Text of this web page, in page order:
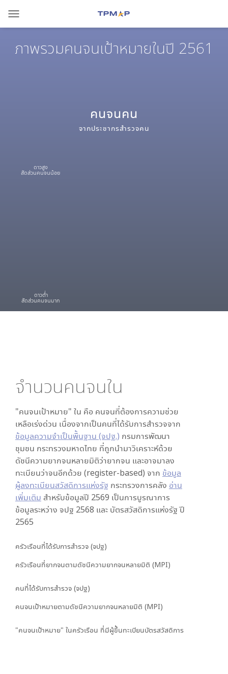
menu
ภาพรวมคนจนเป้าหมายในปี 2561
คนจนคน
จากประชากรสำรวจคน
ดาวสูง
สัดส่วนคนจนน้อย
ดาวต่ำ
สัดส่วนคนจนมาก
จำนวนคนจนใน
"คนจนเป้าหมาย" ใน คือ คนจนที่ต้องการความช่วย
เหลือเร่งด่วน เนื่องจากเป็นคนที่ได้รับการสำรวจจาก
ข้อมูลความจำเป็นพื้นฐาน (จปฐ.) กรมการพัฒนา
ชุมชน กระทรวงมหาดไทย ที่ถูกนำมาวิเคราะห์ด้วย
ดัชนีความยากจนหลายมิติว่ายากจน และอาจมาลง
ทะเบียนว่าจนอีกด้วย (register-based) จาก ข้อมูล
ผู้ลงทะเบียนสวัสดิการแห่งรัฐ กระทรวงการคลัง อ่าน
เพิ่มเติม สำหรับข้อมูลปี 2569 เป็นการบูรณาการ
ข้อมูลระหว่าง จปฐ 2568 และ บัตรสวัสดิการแห่งรัฐ ปี
2565
ครัวเรือนที่ได้รับการสำรวจ (จปฐ)
ครัวเรือนที่ยากจนตามดัชนีความยากจนหลายมิติ (MPI)
คนที่ได้รับการสำรวจ (จปฐ)
คนจนเป้าหมายตามดัชนีความยากจนหลายมิติ (MPI)
"คนจนเป้าหมาย" ในครัวเรือน ที่มีผู้ขึ้นทะเบียนบัตรสวัสดิการ